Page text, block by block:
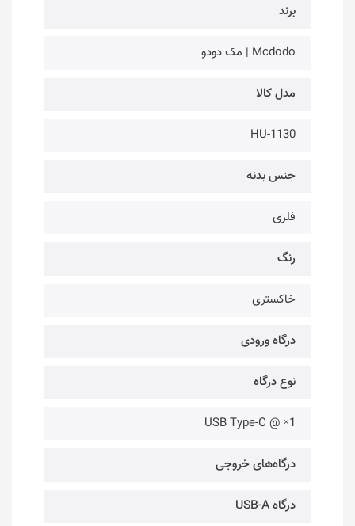
برند
Mcdodo | مک دو‌دو
مدل کالا
HU-1130
جنس بدنه
فلزی
رنگ
خاکستری
درگاه ورودی
نوع درگاه
USB Type-C @ ×1
درگاه‌های خروجی
درگاه USB-A